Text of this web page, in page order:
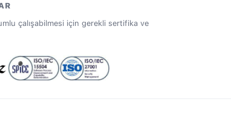
çalışabilmesi için gerekli sertifika ve